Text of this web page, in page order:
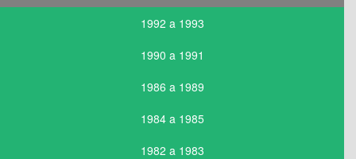
1992 a 1993
1990 a 1991
1986 a 1989
1984 a 1985
1982 a 1983